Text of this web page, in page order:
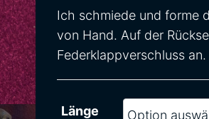
Ich schmiede und forme
von Hand. Auf der
Federklappverschluss an.
Länge